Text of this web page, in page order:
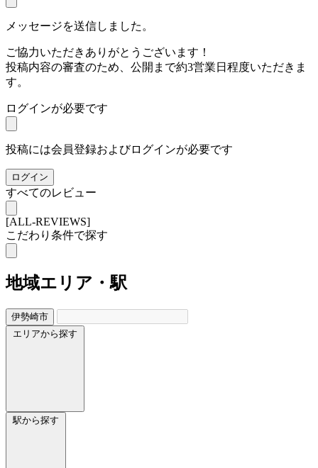
メッセージを送信しました。
ご協力いただきありがとうございます！
投稿内容の審査のため、公開まで約3営業日程度いただきま
す。
ログインが必要です
投稿には会員登録およびログインが必要です
ログイン
すべてのレビュー
[ALL-REVIEWS]
こだわり条件で探す
地域エリア・駅
伊勢崎市
エリアから探す
駅から探す